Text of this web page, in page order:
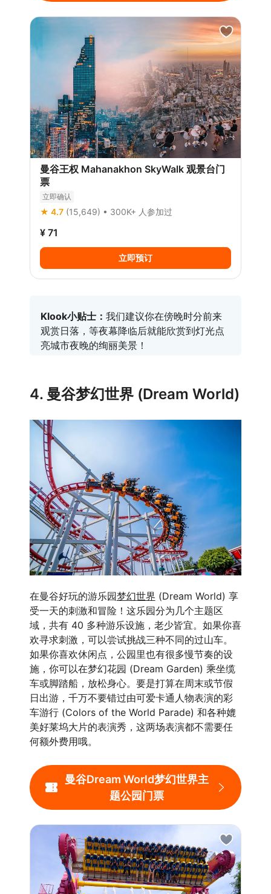
曼谷王权 Mahanakhon SkyWalk 观景台门
票
立即确认
★ 4.7 (15,649) • 300K+ 人参加过
¥ 71
立即预订
Klook小贴士： 我们建议你在傍晚时分前来
观赏日落，等夜幕降临后就能欣赏到灯光点
亮城市夜晚的绚丽美景！
4. 曼谷梦幻世界 (Dream World)
在曼谷好玩的游乐园梦幻世界 (Dream World) 享
受一天的刺激和冒险！这乐园分为几个主题区
域，共有 40 多种游乐设施，老少皆宜。如果你喜
欢寻求刺激，可以尝试挑战三种不同的过山车。
如果你喜欢休闲点，公园里也有很多慢节奏的设
施，你可以在梦幻花园 (Dream Garden) 乘坐缆
车或脚踏船，放松身心。要是打算在周末或节假
日出游，千万不要错过由可爱卡通人物表演的彩
车游行 (Colors of the World Parade) 和各种媲
美好莱坞大片的表演秀，这两场表演都不需要任
何额外费用哦。
曼谷Dream World梦幻世界主
题公园门票